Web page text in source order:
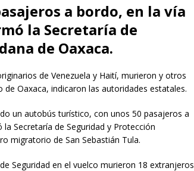
a bordo, en la vía
la Secretaría de
de Oaxaca.
de Venezuela y Haití, murieron y otros
Oaxaca, indicaron las autoridades estatales.
un autobús turístico, con unos 50 pasajeros a
Secretaría de Seguridad y Protección
migratorio de San Sebastián Tula.
Seguridad en el vuelco murieron 18 extranjeros